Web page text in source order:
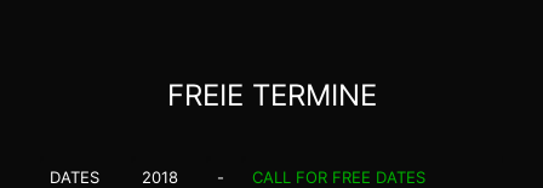
FREIE TERMINE
DATES 2018 - CALL FOR FREE DATES